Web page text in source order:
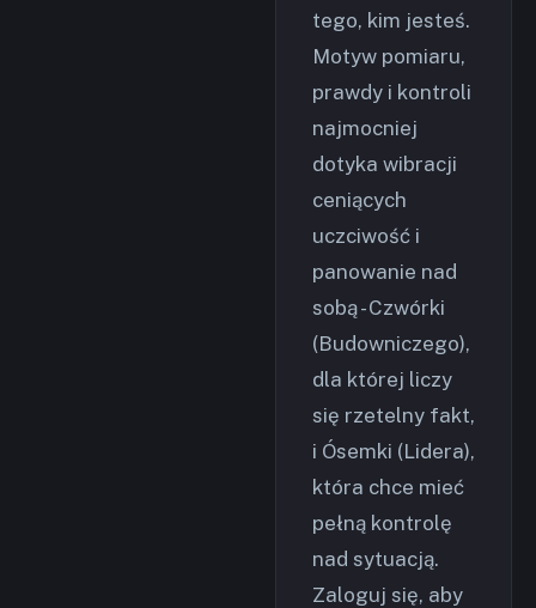
tego, kim jesteś.
Motyw pomiaru,
prawdy i kontroli
najmocniej
dotyka wibracji
ceniących
uczciwość i
panowanie nad
sobą - Czwórki
(Budowniczego),
dla której liczy
się rzetelny fakt,
i Ósemki (Lidera),
która chce mieć
pełną kontrolę
nad sytuacją.
Zaloguj się, aby